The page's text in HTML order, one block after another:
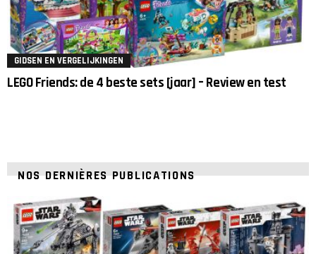
GIDSEN EN VERGELIJKINGEN
LEGO Friends: de 4 beste sets [jaar] – Review en test
NOS DERNIÈRES PUBLICATIONS